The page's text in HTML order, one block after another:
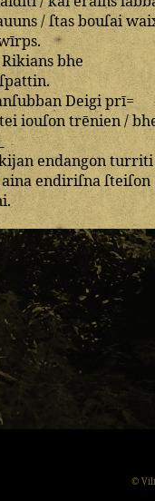
/ſtasbouſai
.
Rikiansbhe
.
Deigiprī=
iouſon trēnien/
endangon turriti
ainaendiriſna ſteiſon
.
©